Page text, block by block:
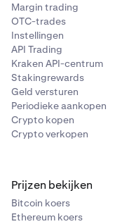
Margin trading
OTC-trades
Instellingen
API Trading
Kraken API-centrum
Stakingrewards
Geld versturen
Periodieke aankopen
Crypto kopen
Crypto verkopen
Prijzen bekijken
Bitcoin koers
Ethereum koers